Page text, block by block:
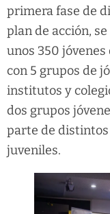
primera fase de
plan de acción,
unos 350
con 5 grupos de
institutos y
dos grupos
parte de distintos
juveniles.